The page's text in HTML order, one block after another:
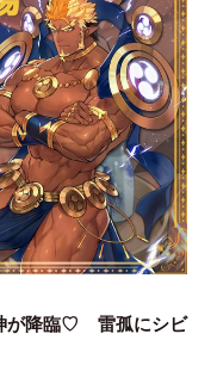
が降臨♡ 雷孤にシビ